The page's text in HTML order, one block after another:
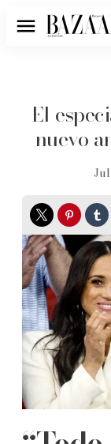
Menú
El
nuevo
Twitter